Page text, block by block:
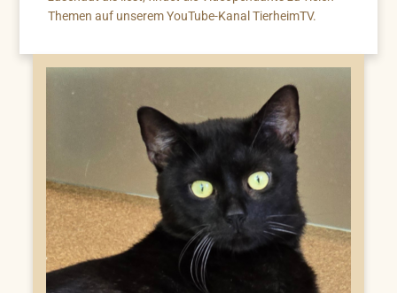
Themen auf unserem YouTube-Kanal TierheimTV.